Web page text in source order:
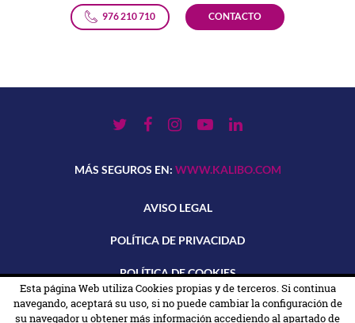
976 210 710 CONTACTO
MÁS SEGUROS EN: WWW.KALIBO.COM
AVISO LEGAL
POLÍTICA DE PRIVACIDAD
POLÍTICA DE COOKIES
TRANSPARENCIA
Esta página Web utiliza Cookies propias y de terceros. Si continua
navegando, aceptará su uso, si no puede cambiar la configuración de
su navegador u obtener más información accediendo al apartado de